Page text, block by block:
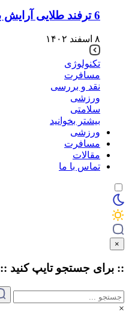
6 ترفند طلایی آرایش برای عینکی‌ها!
۸ اسفند ۱۴۰۲
تکنولوژی
مسافرت
نقد و بررسی
ورزشی
سلامتی
بیشتر بخوانید
ورزشی
مسافرت
مقالات
تماس با ما
×
:: برای جستجو تایپکنید ::
×